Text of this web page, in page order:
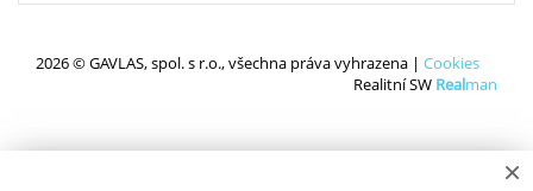
2026 © GAVLAS, spol. s r.o., všechna práva vyhrazena | Cookies
Realitní SW Realman
×